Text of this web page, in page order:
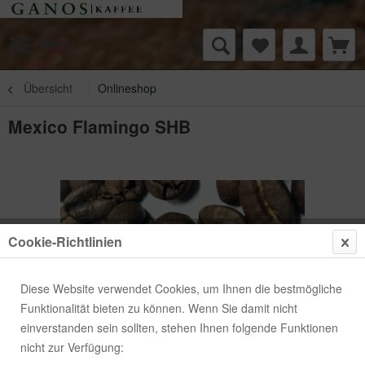
Übersicht Onlineshop
Mexico Flamingo SHB
Cookie-Richtlinien
Diese Website verwendet Cookies, um Ihnen die bestmögliche
Funktionalität bieten zu können. Wenn Sie damit nicht
einverstanden sein sollten, stehen Ihnen folgende Funktionen
nicht zur Verfügung: